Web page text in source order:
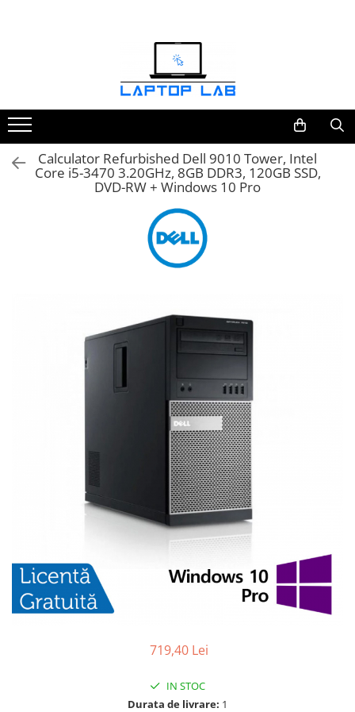
Mouseuri
Încărcătoare
Calculator Refurbished Dell 9010 Tower, Intel
Core i5-3470 3.20GHz, 8GB DDR3, 120GB SSD,
DVD-RW + Windows 10 Pro
719,40 Lei
IN STOC
Durata de livrare: 1